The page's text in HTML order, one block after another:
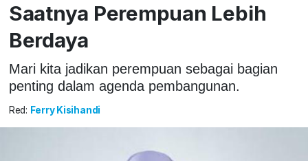
Saatnya Perempuan Lebih
Berdaya
Mari kita jadikan perempuan sebagai bagian
penting dalam agenda pembangunan.
Red: Ferry Kisihandi